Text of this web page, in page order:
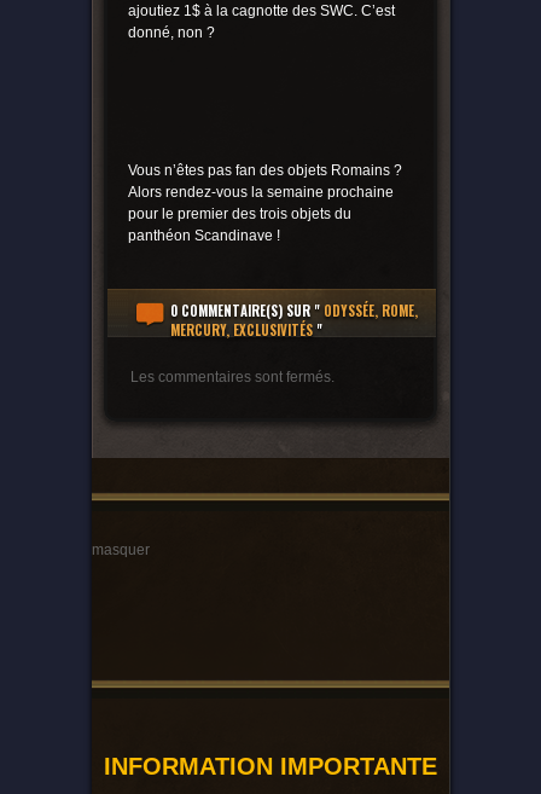
ajoutiez 1$ à la cagnotte des SWC. C’est
donné, non ?
Vous n’êtes pas fan des objets Romains ?
Alors rendez-vous la semaine prochaine
pour le premier des trois objets du
panthéon Scandinave !
0 COMMENTAIRE(S)SUR " ODYSSÉE, ROME,
MERCURY, EXCLUSIVITÉS"
Les commentaires sont fermés.
masquer
INFORMATION IMPORTANTE